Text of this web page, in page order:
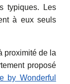
typiques. Les
à eux seuls
proximité de la
proposé
by Wonderful